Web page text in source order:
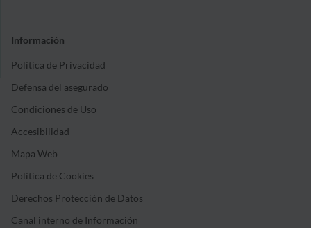
Información
Política de Privacidad
Defensa del asegurado
Condiciones de Uso
Accesibilidad
Mapa Web
Política de Cookies
Derechos Protección de Datos
Canal interno de Información